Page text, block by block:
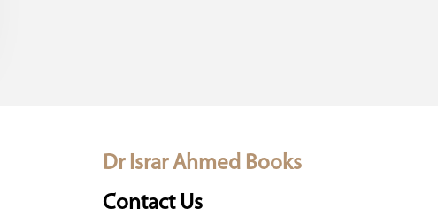
Dr Israr Ahmed Books
Contact Us